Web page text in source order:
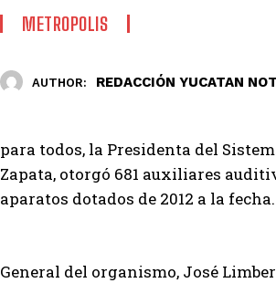
METROPOLIS
AUTHOR: REDACCIÓN YUCATAN
para todos, la Presidenta del
Zapata, otorgó 681 auxiliares
aparatos dotados de 2012 a la fecha.
General del organismo, José